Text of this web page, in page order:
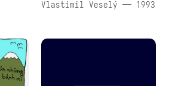
Vlastimil Veselý — 1993